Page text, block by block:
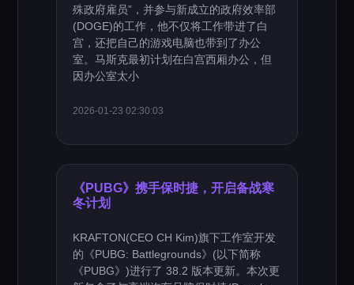
殊政府雇员”，并参与新成立的政府效率部
(DOGE)的工作，他不仅将工作带进了白
宫，还把自己的游戏电脑也带到了办公
室。马斯克最初计划在白宫西厢办公，但
因办公室太小
2026-01-23 02:30:03
《PUBG》携手保时捷，开启备战寒
冬计划
KRAFTON(CEO CH Kim)旗下工作室开发
的《PUBG: Battlegrounds》(以下简称
《PUBG》)进行了 38.2 版本更新。本次更